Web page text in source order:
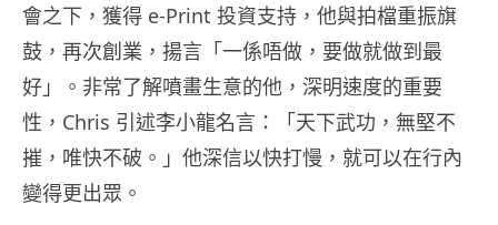
會之下，獲得 e-Print 投資支持，他與拍檔重振旗
鼓，再次創業，揚言「一係唔做，要做就做到最
好」。非常了解噴畫生意的他，深明速度的重要
性，Chris 引述李小龍名言：「天下武功，無堅不
摧，唯快不破。」他深信以快打慢，就可以在行內
變得更出眾。